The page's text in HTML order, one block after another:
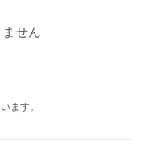
せん
ます。